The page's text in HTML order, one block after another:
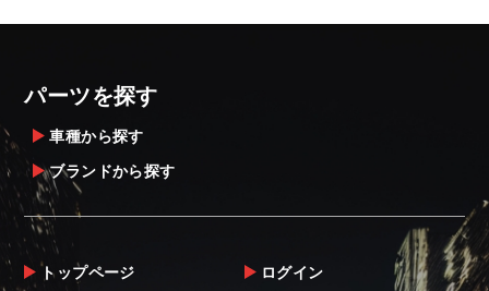
パーツを探す
車種から探す
ブランドから探す
トップページ
ログイン